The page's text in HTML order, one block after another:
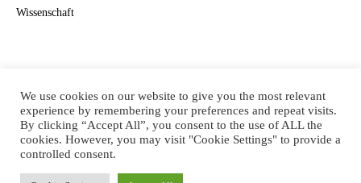
Wissenschaft
We use cookies on our website to give you the most relevant
experience by remembering your preferences and repeat visits.
By clicking “Accept All”, you consent to the use of ALL the
cookies. However, you may visit "Cookie Settings" to provide a
controlled consent.